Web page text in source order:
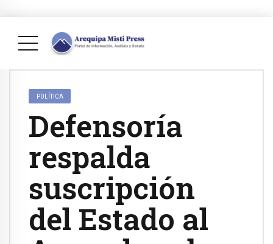
POLÍTICA
Defensoría
respalda
suscripción
del Estado al